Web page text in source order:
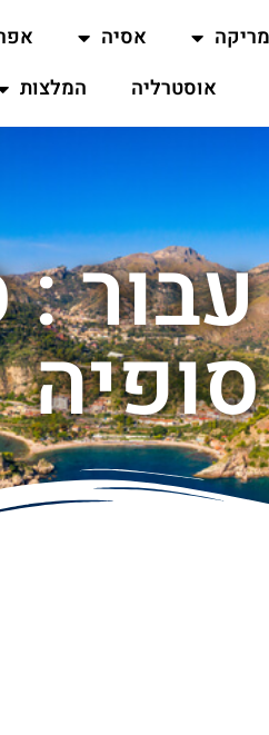
אסיה
אוסטרליה
המלצות
:
סופיה